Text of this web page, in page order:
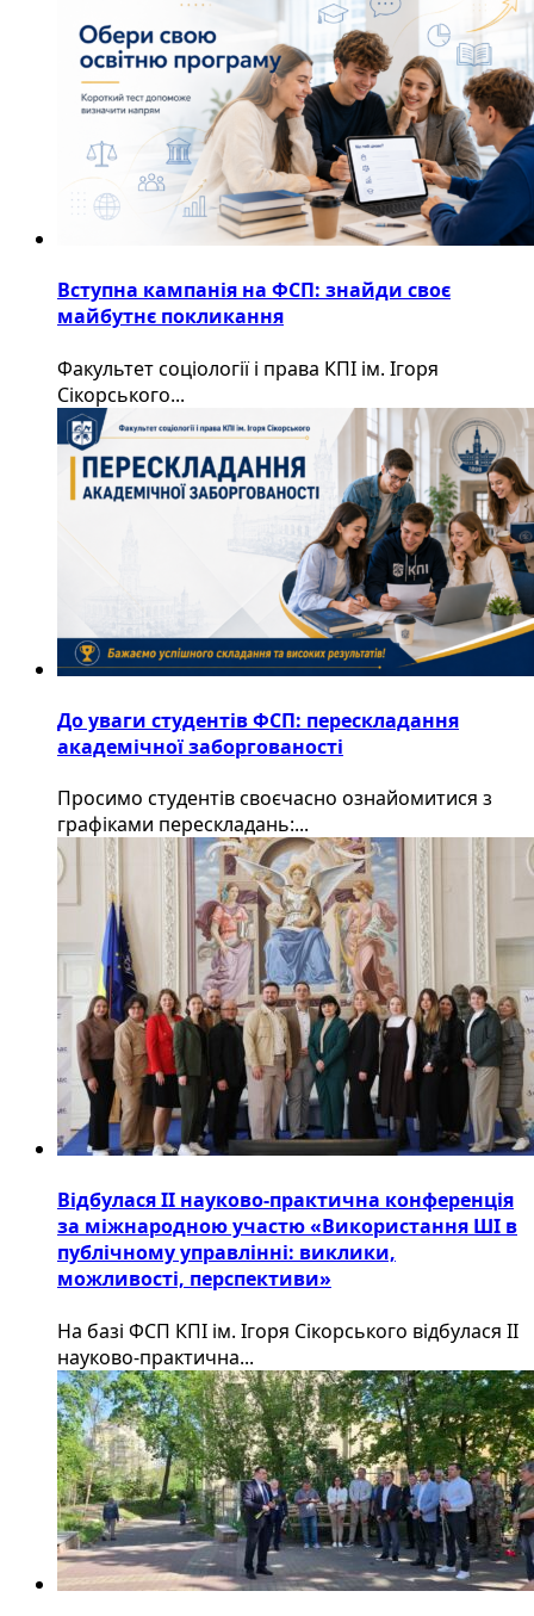
Вступна кампанія на ФСП: знайди своє
майбутнє покликання
Факультет соціології і права КПІ ім. Ігоря
Сікорського...
До уваги студентів ФСП: перескладання
академічної заборгованості
Просимо студентів своєчасно ознайомитися з
графіками перескладань:...
Відбулася ІІ науково-практична конференція
за міжнародною участю «Використання ШІ в
публічному управлінні: виклики,
можливості, перспективи»
На базі ФСП КПІ ім. Ігоря Сікорського відбулася ІІ
науково-практична...